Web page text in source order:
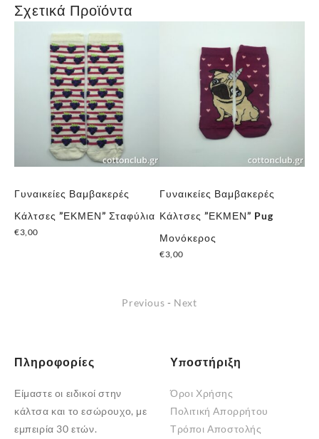
Σχετικά Προϊόντα
Γυναικείες Βαμβακερές
Κάλτσες ”ΕΚΜΕΝ” Pug
Μονόκερος
Γυναικείες Βαμβακερές
Πετσετέ Χριστουγεννιάτικες
Κάλτσες
€4,00
Previous - Next
Πληροφορίες
Είμαστε οι ειδικοί στην
κάλτσα και το εσώρουχο, με
εμπειρία 30 ετών.
Υποστήριξη
Όροι Χρήσης
Πολιτική Απορρήτου
Τρόποι Αποστολής